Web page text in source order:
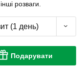
розваги.
(1 день)
Подарувати